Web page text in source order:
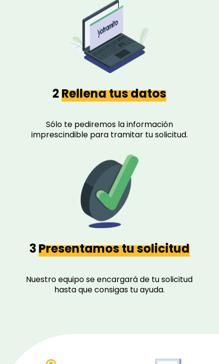
2Rellena tus datos
Sólo te pediremos la información
imprescindible para tramitar tu solicitud.
3Presentamos tu solicitud
Nuestro equipo se encargará de tu solicitud
hasta que consigas tu ayuda.